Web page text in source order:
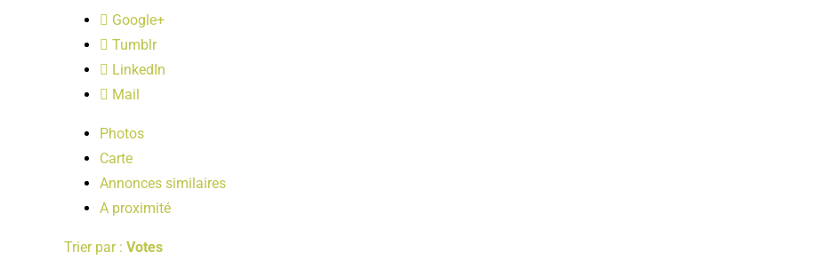
Google+
Tumblr
LinkedIn
Mail
Photos
Carte
Annonces similaires
A proximité
Trier par : Votes